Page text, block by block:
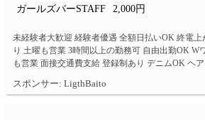
ガールズバーSTAFF 2,000円
未経験者大歓迎 経験者優遇 全額日払いOK 終電
り 土曜も営業 3時間以上の勤務可 自由出勤OK W
も営業 面接交通費支給 登録制あり デニムOK ヘ
スポンサー: LigthBaito